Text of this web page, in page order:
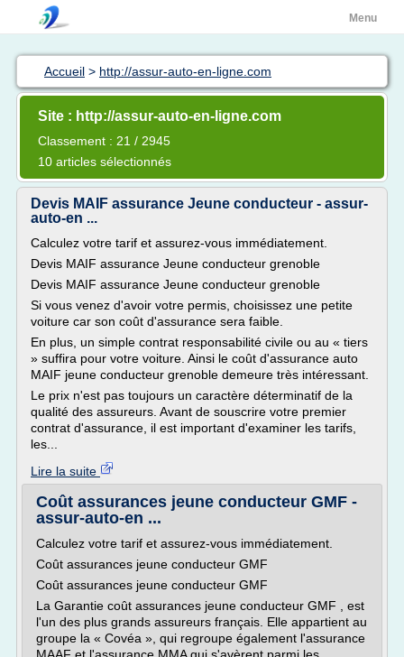
Menu
Accueil > http://assur-auto-en-ligne.com
Site : http://assur-auto-en-ligne.com
Classement : 21 / 2945
10 articles sélectionnés
Devis MAIF assurance Jeune conducteur - assur-
auto-en ...
Calculez votre tarif et assurez-vous immédiatement.
Devis MAIF assurance Jeune conducteur grenoble
Devis MAIF assurance Jeune conducteur grenoble
Si vous venez d'avoir votre permis, choisissez une petite
voiture car son coût d'assurance sera faible.
En plus, un simple contrat responsabilité civile ou au « tiers
» suffira pour votre voiture. Ainsi le coût d'assurance auto
MAIF jeune conducteur grenoble demeure très intéressant.
Le prix n'est pas toujours un caractère déterminatif de la
qualité des assureurs. Avant de souscrire votre premier
contrat d'assurance, il est important d'examiner les tarifs,
les...
Lire la suite
Coût assurances jeune conducteur GMF -
assur-auto-en ...
Calculez votre tarif et assurez-vous immédiatement.
Coût assurances jeune conducteur GMF
Coût assurances jeune conducteur GMF
La Garantie coût assurances jeune conducteur GMF , est
l'un des plus grands assureurs français. Elle appartient au
groupe la « Covéa », qui regroupe également l'assurance